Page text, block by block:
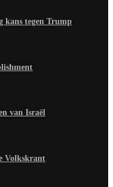
kans tegen Trump
van Israël
Volkskrant